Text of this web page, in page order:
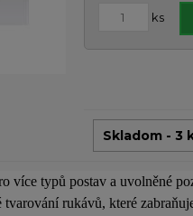
ks
Skladom - 3
více typů postav a uvolněné
rukávů, které